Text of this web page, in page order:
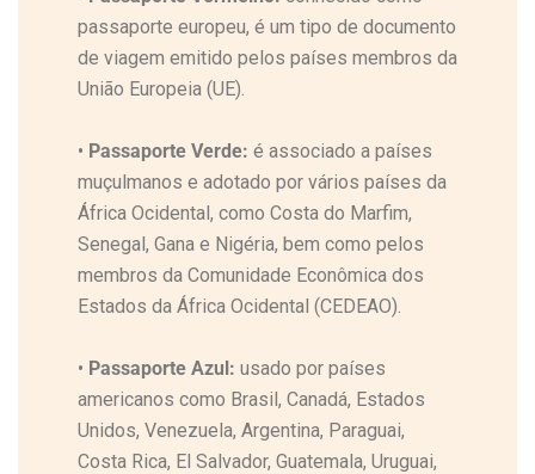
passaporte europeu, é um tipo de documento
de viagem emitido pelos países membros da
União Europeia (UE).
• Passaporte Verde: é associado a países
muçulmanos e adotado por vários países da
África Ocidental, como Costa do Marfim,
Senegal, Gana e Nigéria, bem como pelos
membros da Comunidade Econômica dos
Estados da África Ocidental (CEDEAO).
• Passaporte Azul: usado por países
americanos como Brasil, Canadá, Estados
Unidos, Venezuela, Argentina, Paraguai,
Costa Rica, El Salvador, Guatemala, Uruguai,